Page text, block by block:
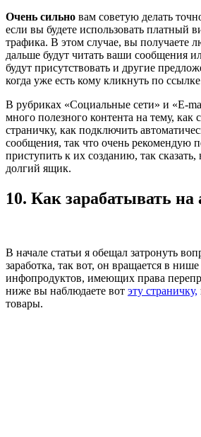
Очень сильно вам советую делать
если вы будете использовать платный
трафика. В этом случае, вы получаете
дальше будут читать ваши сообщения
будут присутствовать и другие
когда уже есть кому кликнуть по
В рубриках «Социальные сети» и «E-
много полезного контента на тему, как
страничку, как подключить
сообщения, так что очень рекомендую
приступить к их созданию, так сказать,
долгий ящик.
10. Как зарабатывать на
В начале статьи я обещал затронуть
заработка, так вот, он вращается в
инфопродуктов, имеющих права
ниже вы наблюдаете вот эту страничку,
товары.